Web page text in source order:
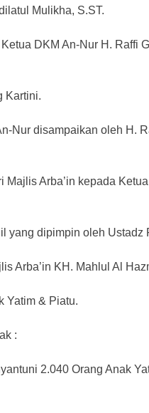
Mulikha, S.ST.
DKM An-Nur H. Raffi
Kartini.
Nur disampaikan oleh H.
Arba’in kepada
yang dipimpin oleh Ustadz
Arba’in KH. Mahlul Al
Yatim & Piatu.
:
2.040 Orang Anak